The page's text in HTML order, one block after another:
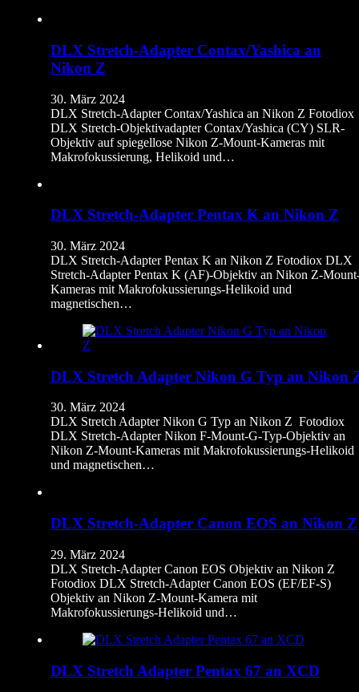
DLX Stretch-Adapter Contax/Yashica an
Nikon Z
30. März 2024
DLX Stretch-Adapter Contax/Yashica an Nikon Z Fotodiox
DLX Stretch-Objektivadapter Contax/Yashica (CY) SLR-
Objektiv auf spiegellose Nikon Z-Mount-Kameras mit
Makrofokussierung, Helikoid und…
DLX Stretch-Adapter Pentax K an Nikon Z
30. März 2024
DLX Stretch-Adapter Pentax K an Nikon Z Fotodiox DLX
Stretch-Adapter Pentax K (AF)-Objektiv an Nikon Z-
Kameras mit Makrofokussierungs-Helikoid und
magnetischen…
DLX Stretch Adapter Nikon G Typ an Nikon
30. März 2024
DLX Stretch Adapter Nikon G Typ an Nikon Z Fotodiox
DLX Stretch-Adapter Nikon F-Mount-G-Typ-Objektiv an
Nikon Z-Mount-Kameras mit Makrofokussierungs-Helikoid
und magnetischen…
DLX Stretch-Adapter Canon EOS an Nikon Z
29. März 2024
DLX Stretch-Adapter Canon EOS Objektiv an Nikon Z
Fotodiox DLX Stretch-Adapter Canon EOS (EF/EF-S)
Objektiv an Nikon Z-Mount-Kamera mit
Makrofokussierungs-Helikoid und…
DLX Stretch Adapter Pentax 67 an XCD